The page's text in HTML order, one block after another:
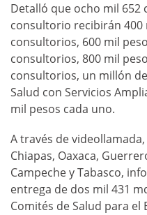
Detalló que ocho mil 652
consultorio recibirán 400
consultorios, 600 mil
consultorios, 800 mil
consultorios, un millón
Salud con Servicios
mil pesos cada uno.
A través de
Chiapas, Oaxaca,
Campeche y Tabasco,
entrega de dos mil 431
Comités de Salud para el